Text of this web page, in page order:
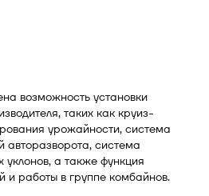
возможность установки
таких как круиз-
урожайности, система
авторазворота, система
а также функция
и работы в группе комбайнов.